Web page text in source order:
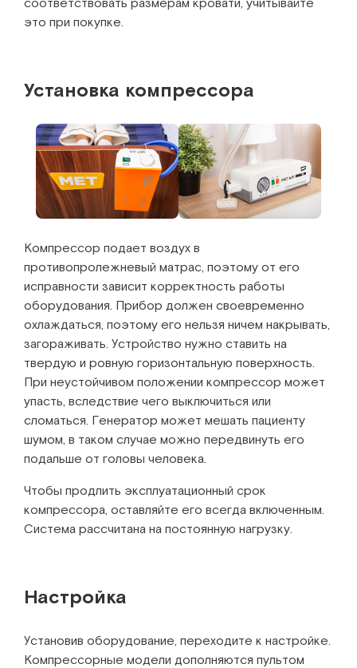
это при покупке.
Установка компрессора
Компрессор подает воздух в
противопролежневый матрас, поэтому от его
исправности зависит корректность работы
оборудования. Прибор должен своевременно
охлаждаться, поэтому его нельзя ничем накрывать,
загораживать. Устройство нужно ставить на
твердую и ровную горизонтальную поверхность.
При неустойчивом положении компрессор может
упасть, вследствие чего выключиться или
сломаться. Генератор может мешать пациенту
шумом, в таком случае можно передвинуть его
подальше от головы человека.
Чтобы продлить эксплуатационный срок
компрессора, оставляйте его всегда включенным.
Система рассчитана на постоянную нагрузку.
Настройка
Установив оборудование, переходите к настройке.
Компрессорные модели дополняются пультом